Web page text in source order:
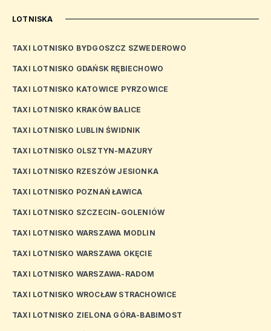
LOTNISKA
TAXI LOTNISKO BYDGOSZCZ SZWEDEROWO
TAXI LOTNISKO GDAŃSK RĘBIECHOWO
TAXI LOTNISKO KATOWICE PYRZOWICE
TAXI LOTNISKO KRAKÓW BALICE
TAXI LOTNISKO LUBLIN ŚWIDNIK
TAXI LOTNISKO OLSZTYN-MAZURY
TAXI LOTNISKO RZESZÓW JESIONKA
TAXI LOTNISKO POZNAŃ ŁAWICA
TAXI LOTNISKO SZCZECIN-GOLENIÓW
TAXI LOTNISKO WARSZAWA MODLIN
TAXI LOTNISKO WARSZAWA OKĘCIE
TAXI LOTNISKO WARSZAWA-RADOM
TAXI LOTNISKO WROCŁAW STRACHOWICE
TAXI LOTNISKO ZIELONA GÓRA-BABIMOST